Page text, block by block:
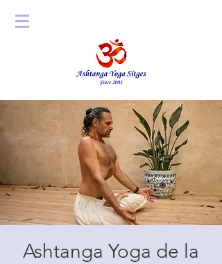
Ashtanga Yoga de la